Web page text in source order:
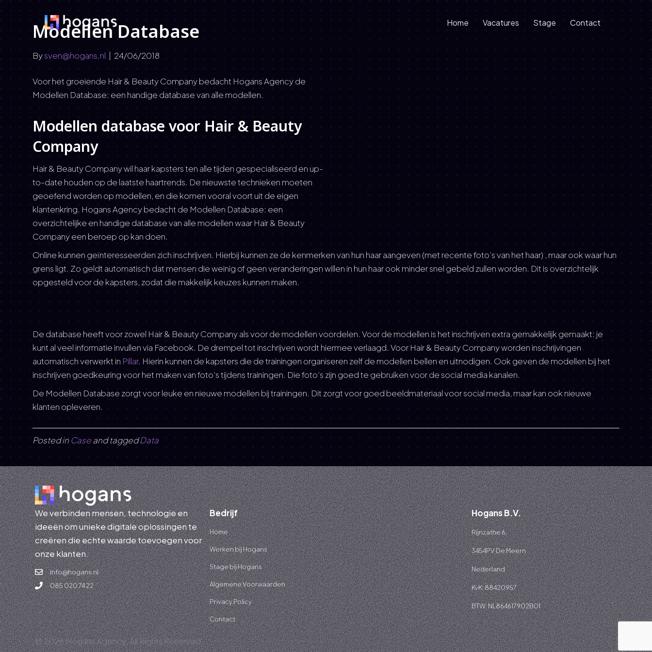
Home Vacatures Stage Contact
Modellen Database
Bysven@hogans.nl | 24/06/2018
Voor het groeiende Hair & Beauty Company bedacht Hogans Agency de
Modellen Database: een handige database van alle modellen.
Modellen database voor Hair & Beauty
Company
Hair & Beauty Company wil haar kapsters ten alle tijden gespecialiseerd en up-
to-date houden op de laatste haartrends. De nieuwste technieken moeten
geoefend worden op modellen, en die komen vooral voort uit de eigen
klantenkring. Hogans Agency bedacht de Modellen Database: een
overzichtelijke en handige database van alle modellen waar Hair & Beauty
Company een beroep op kan doen.
Online kunnen geïnteresseerden zich inschrijven. Hierbij kunnen ze de kenmerken van hun haar aangeven (met recente foto’s van het haar) , maar ook waar hun
grens ligt. Zo geldt automatisch dat mensen die weinig of geen veranderingen willen in hun haar ook minder snel gebeld zullen worden. Dit is overzichtelijk
opgesteld voor de kapsters, zodat die makkelijk keuzes kunnen maken.
De database heeft voor zowel Hair & Beauty Company als voor de modellen voordelen. Voor de modellen is het inschrijven extra gemakkelijk gemaakt: je
kunt al veel informatie invullen via Facebook. De drempel tot inschrijven wordt hiermee verlaagd. Voor Hair & Beauty Company worden inschrijvingen
automatisch verwerkt in Pillar. Hierin kunnen de kapsters die de trainingen organiseren zelf de modellen bellen en uitnodigen. Ook geven de modellen bij het
inschrijven goedkeuring voor het maken van foto’s tijdens trainingen. Die foto’s zijn goed te gebruiken voor de social media kanalen.
De Modellen Database zorgt voor leuke en nieuwe modellen bij trainingen. Dit zorgt voor goed beeldmateriaal voor social media, maar kan ook nieuwe
klanten opleveren.
Posted in Caseand taggedData
We verbinden mensen, technologie en
ideeën om unieke digitale oplossingen te
creëren die echte waarde toevoegen voor
onze klanten.
info@hogans.nl
085 020 74 22
Bedrijf
Home
Werken bij Hogans
Stage bij Hogans
Algemene Voorwaarden
Privacy Policy
Contact
Hogans B.V.
Rijnzathe 6,
3454PV De Meern
Nederland
KvK: 88420957
BTW: NL864617902B01
© 2026 Hogans Agency. All Rights Reserved.